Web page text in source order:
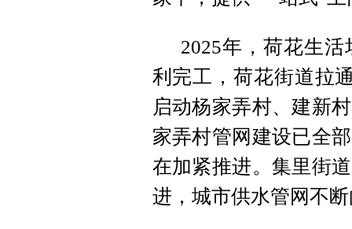
2025年，荷花生
利完工，荷花街道拉
启动杨家弄村、建新
家弄村管网建设已全
在加紧推进。集里街
进，城市供水管网不